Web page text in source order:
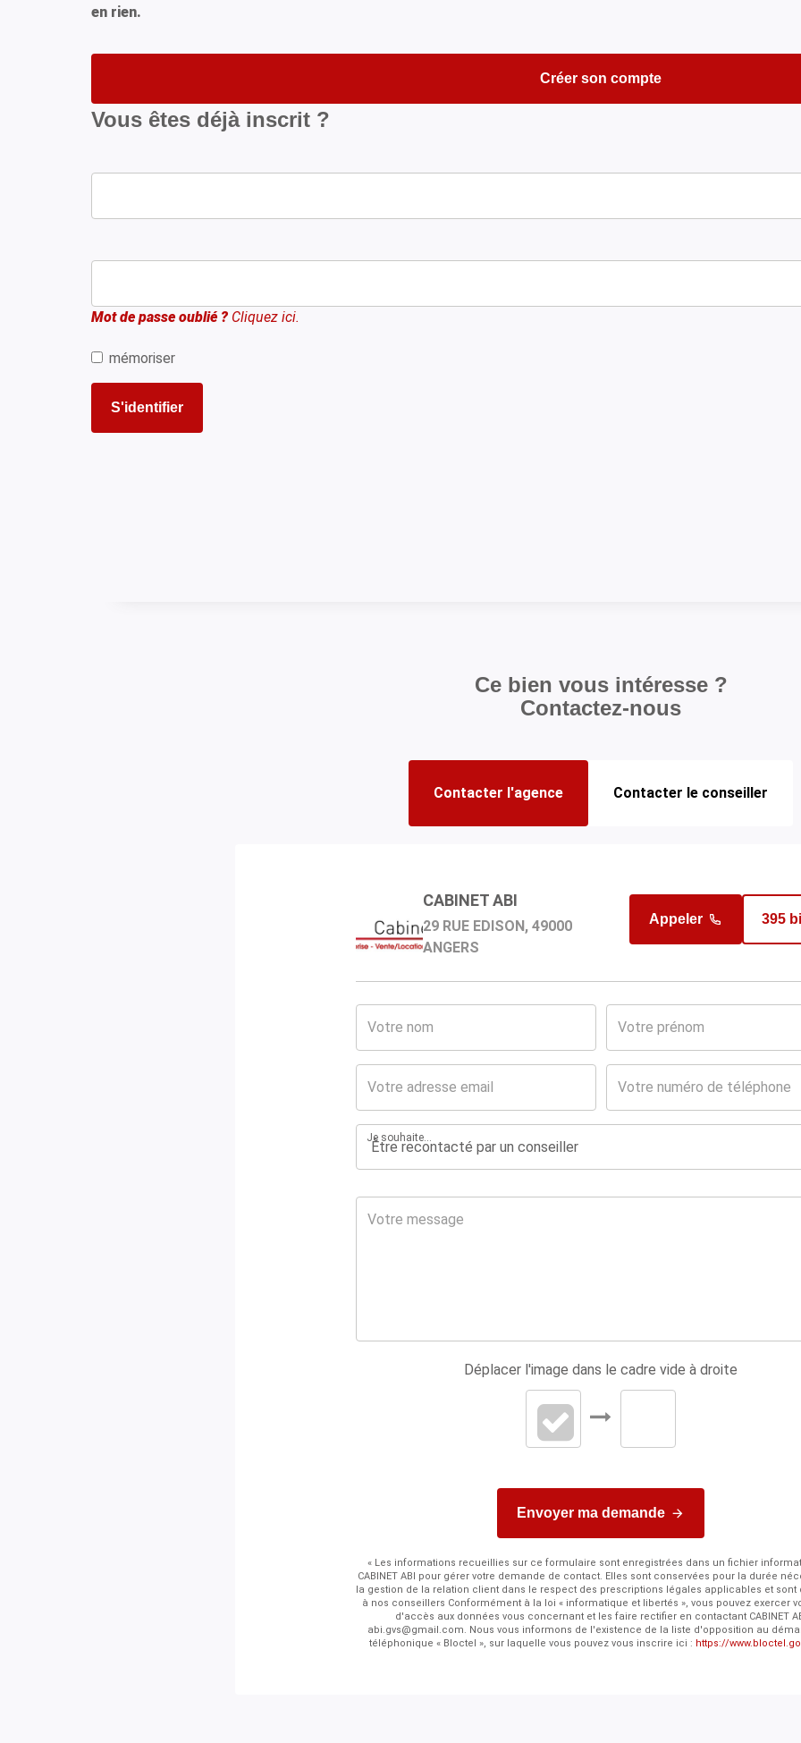
en rien.
Créer son compte
Vous êtes déjà inscrit ?
Mot de passe oublié ? Cliquez ici.
mémoriser
S'identifier
Ce bien vous intéresse ?
Contactez-nous
Contacter l'agence Contacter le conseiller
GHAFOURYAN ALEXANDRE
en charge du bien
Appeler 190
CABINET ABI
29 RUE EDISON, 49000
ANGERS
Appeler 395
Je souhaite...
Déplacer l'image dans le cadre vide à droite
Envoyer ma demande
« Les informations recueillies sur ce formulaire sont enregistrées dans un fichier
CABINET ABI pour gérer votre demande de contact. Elles sont conservées pour la durée
la gestion de la relation client dans le respect des prescriptions légales applicables et sont
à nos conseillers Conformément à la loi « informatique et libertés », vous pouvez exercer
d'accès aux données vous concernant et les faire rectifier en contactant CABINET
abi.gvs@gmail.com. Nous vous informons de l'existence de la liste d'opposition au
téléphonique « Bloctel », sur laquelle vous pouvez vous inscrire ici : https://